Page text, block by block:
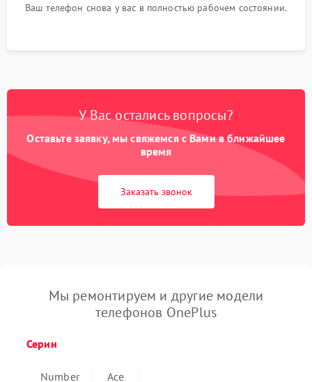
Ваш телефон снова у вас в полностью рабочем состоянии.
У Вас остались вопросы?
Оставьте заявку, мы свяжемся с Вами в ближайшее
время
Заказать звонок
Мы ремонтируем и другие модели
телефонов OnePlus
Серии
Number Ace